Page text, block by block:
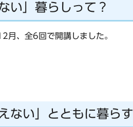
」暮らしって？
、全6回で開講しました。
い」とともに暮らす